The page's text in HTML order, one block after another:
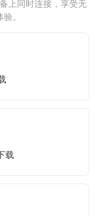
上同时连接，享受无
。
载